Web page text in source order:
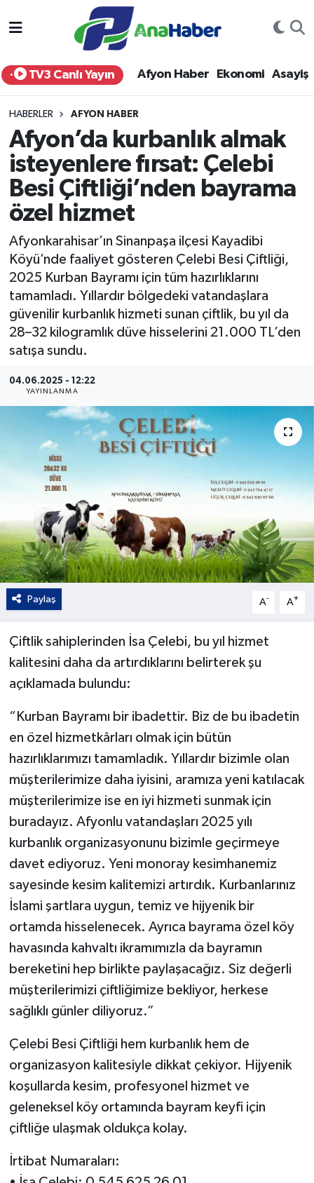
TV3 Canlı Yayın Afyon Haber Ekonomi Asayiş
HABERLER AFYON HABER
Afyon’da kurbanlık almak
isteyenlere fırsat: Çelebi
Besi Çiftliği’nden bayrama
özel hizmet
Afyonkarahisar’ın Sinanpaşa ilçesi Kayadibi
Köyü’nde faaliyet gösteren Çelebi Besi Çiftliği,
2025 Kurban Bayramı için tüm hazırlıklarını
tamamladı. Yıllardır bölgedeki vatandaşlara
güvenilir kurbanlık hizmeti sunan çiftlik, bu yıl da
28–32 kilogramlık düve hisselerini 21.000 TL’den
satışa sundu.
04.06.2025 - 12:22
YAYINLANMA
Paylaş A- A+
Çiftlik sahiplerinden İsa Çelebi, bu yıl hizmet
kalitesini daha da artırdıklarını belirterek şu
açıklamada bulundu:
“Kurban Bayramı bir ibadettir. Biz de bu ibadetin
en özel hizmetkârları olmak için bütün
hazırlıklarımızı tamamladık. Yıllardır bizimle olan
müşterilerimize daha iyisini, aramıza yeni katılacak
müşterilerimize ise en iyi hizmeti sunmak için
buradayız. Afyonlu vatandaşları 2025 yılı
kurbanlık organizasyonunu bizimle geçirmeye
davet ediyoruz. Yeni monoray kesimhanemiz
sayesinde kesim kalitemizi artırdık. Kurbanlarınız
İslami şartlara uygun, temiz ve hijyenik bir
ortamda hisselenecek. Ayrıca bayrama özel köy
havasında kahvaltı ikramımızla da bayramın
bereketini hep birlikte paylaşacağız. Siz değerli
müşterilerimizi çiftliğimize bekliyor, herkese
sağlıklı günler diliyoruz.”
Çelebi Besi Çiftliği hem kurbanlık hem de
organizasyon kalitesiyle dikkat çekiyor. Hijyenik
koşullarda kesim, profesyonel hizmet ve
geleneksel köy ortamında bayram keyfi için
çiftliğe ulaşmak oldukça kolay.
İrtibat Numaraları:
Yurt Haber
Afyon Haber
Siyaset
Spor
Sağlık
Teknoloji
Kültür - Sanat
Yaşam
Afyonkarahisar Nöbetçi Eczaneler
Afyonkarahisar Hava Durumu
Afyonkarahisar Trafik Yoğunluk Haritası
Süper Lig Puan Durumu ve Fikstür
Son Dakika Haberleri
Haber Arşivi